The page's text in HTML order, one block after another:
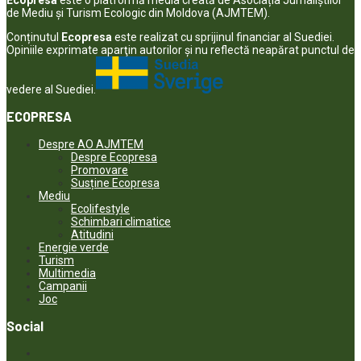
de Mediu și Turism Ecologic din Moldova (AJMTEM).
Conținutul
Ecopresa este realizat cu sprijinul financiar al Suediei.
Opiniile exprimate aparţin autorilor şi nu reflectă neapărat punctul de
vedere al Suediei.
ECOPRESA
Despre AO AJMTEM
Despre Ecopresa
Promovare
Susține Ecopresa
Mediu
Ecolifestyle
Schimbari climatice
Atitudini
Energie verde
Turism
Multimedia
Campanii
Joc
Social